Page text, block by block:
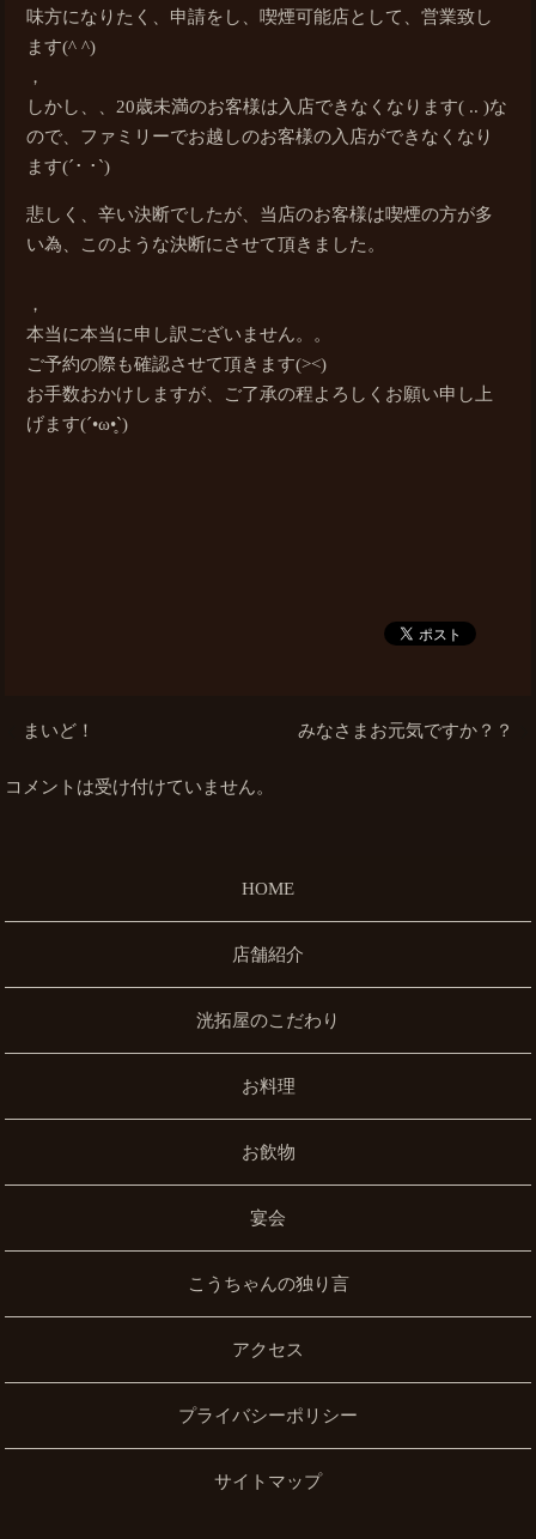
味方になりたく、申請をし、喫煙可能店として、営業致し
ます(^ ^)
，
しかし、、20歳未満のお客様は入店できなくなります( .. )な
ので、ファミリーでお越しのお客様の入店ができなくなり
ます(´･ ･`)
悲しく、辛い決断でしたが、当店のお客様は喫煙の方が多
い為、このような決断にさせて頂きました。
，
本当に本当に申し訳ございません。。
ご予約の際も確認させて頂きます(><)
お手数おかけしますが、ご了承の程よろしくお願い申し上
げます(´•ω•̥`)
まいど！ みなさまお元気ですか？？
コメントは受け付けていません。
HOME
店舗紹介
洸拓屋のこだわり
お料理
お飲物
宴会
こうちゃんの独り言
アクセス
プライバシーポリシー
サイトマップ